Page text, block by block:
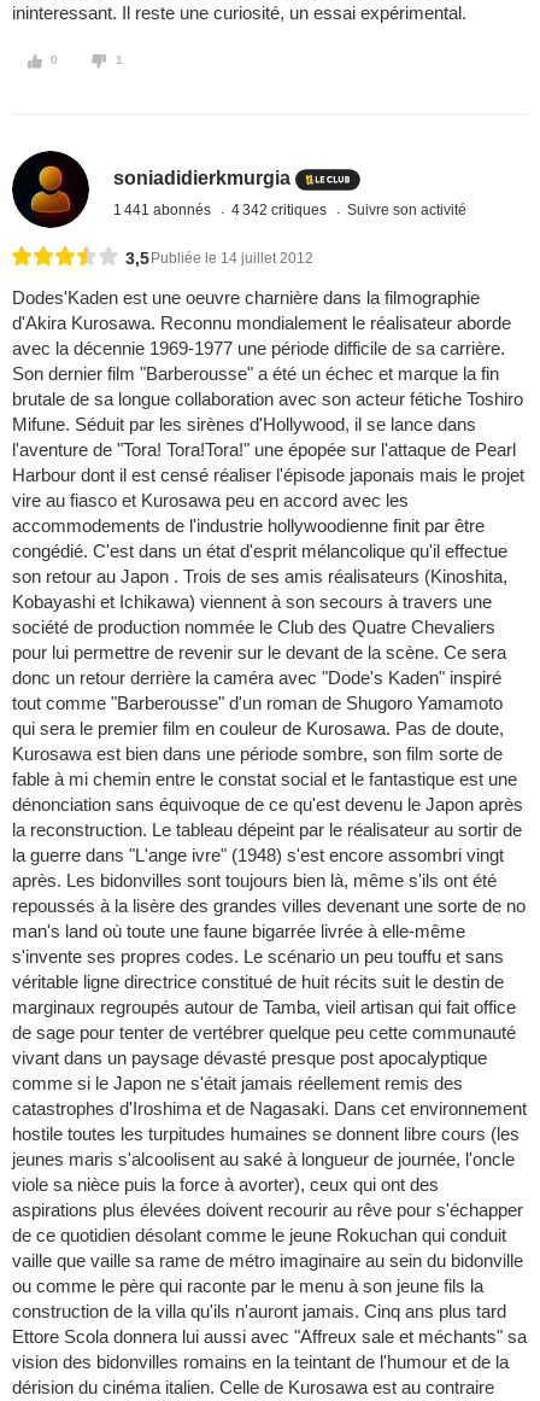
ininteressant. Il reste une curiosité, un essai expérimental.
0 1
soniadidierkmurgia
1 441 abonnés 4 342 critiques Suivre son activité
3,5 Publiée le 14 juillet 2012
Dodes'Kaden est une oeuvre charnière dans la filmographie
d'Akira Kurosawa. Reconnu mondialement le réalisateur aborde
avec la décennie 1969-1977 une période difficile de sa carrière.
Son dernier film "Barberousse" a été un échec et marque la fin
brutale de sa longue collaboration avec son acteur fétiche Toshiro
Mifune. Séduit par les sirènes d'Hollywood, il se lance dans
l'aventure de "Tora! Tora!Tora!" une épopée sur l'attaque de Pearl
Harbour dont il est censé réaliser l'épisode japonais mais le projet
vire au fiasco et Kurosawa peu en accord avec les
accommodements de l'industrie hollywoodienne finit par être
congédié. C'est dans un état d'esprit mélancolique qu'il effectue
son retour au Japon . Trois de ses amis réalisateurs (Kinoshita,
Kobayashi et Ichikawa) viennent à son secours à travers une
société de production nommée le Club des Quatre Chevaliers
pour lui permettre de revenir sur le devant de la scène. Ce sera
donc un retour derrière la caméra avec "Dode's Kaden" inspiré
tout comme "Barberousse" d'un roman de Shugoro Yamamoto
qui sera le premier film en couleur de Kurosawa. Pas de doute,
Kurosawa est bien dans une période sombre, son film sorte de
fable à mi chemin entre le constat social et le fantastique est une
dénonciation sans équivoque de ce qu'est devenu le Japon après
la reconstruction. Le tableau dépeint par le réalisateur au sortir de
la guerre dans "L'ange ivre" (1948) s'est encore assombri vingt
après. Les bidonvilles sont toujours bien là, même s'ils ont été
repoussés à la lisère des grandes villes devenant une sorte de no
man's land où toute une faune bigarrée livrée à elle-même
s'invente ses propres codes. Le scénario un peu touffu et sans
véritable ligne directrice constitué de huit récits suit le destin de
marginaux regroupés autour de Tamba, vieil artisan qui fait office
de sage pour tenter de vertébrer quelque peu cette communauté
vivant dans un paysage dévasté presque post apocalyptique
comme si le Japon ne s'était jamais réellement remis des
catastrophes d'Iroshima et de Nagasaki. Dans cet environnement
hostile toutes les turpitudes humaines se donnent libre cours (les
jeunes maris s'alcoolisent au saké à longueur de journée, l'oncle
viole sa nièce puis la force à avorter), ceux qui ont des
aspirations plus élevées doivent recourir au rêve pour s'échapper
de ce quotidien désolant comme le jeune Rokuchan qui conduit
vaille que vaille sa rame de métro imaginaire au sein du bidonville
ou comme le père qui raconte par le menu à son jeune fils la
construction de la villa qu'ils n'auront jamais. Cinq ans plus tard
Ettore Scola donnera lui aussi avec "Affreux sale et méchants" sa
vision des bidonvilles romains en la teintant de l'humour et de la
dérision du cinéma italien. Celle de Kurosawa est au contraire